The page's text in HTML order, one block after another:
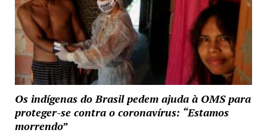
Os indígenas do Brasil pedem ajuda à OMS para
proteger-se contra o coronavírus: “Estamos
morrendo”